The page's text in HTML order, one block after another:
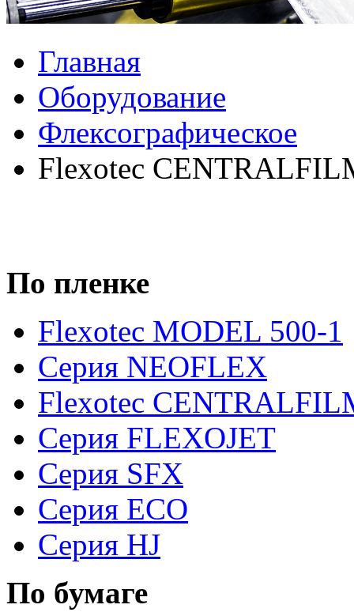
Главная
Оборудование
Флексографическое
Flexotec
По пленке
Flexotec MODEL 500-1
Серия NEOFLEX
Flexotec
Серия FLEXOJET
Серия SFX
Серия ECO
Серия HJ
По бумаге